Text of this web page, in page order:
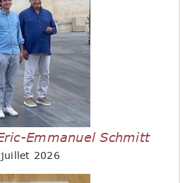
Emmanuel Schmitt
2026